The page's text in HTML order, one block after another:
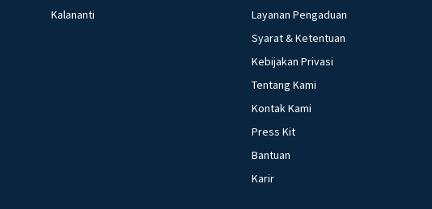
Kalananti
Layanan Pengaduan
Syarat & Ketentuan
Kebijakan Privasi
Tentang Kami
Kontak Kami
Press Kit
Bantuan
Karir